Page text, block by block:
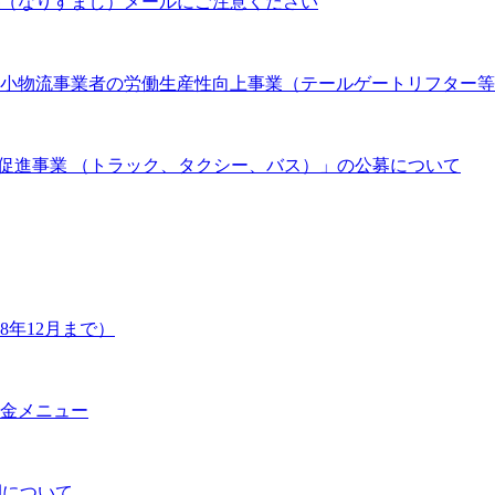
物流事業者の労働生産性向上事業（テールゲートリフター等
進事業 （トラック、タクシー、バス）」の公募について
12月まで）
メニュー